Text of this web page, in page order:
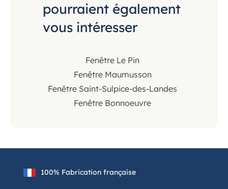
pourraient également
vous intéresser
Fenêtre Le Pin
Fenêtre Maumusson
Fenêtre Saint-Sulpice-des-Landes
Fenêtre Bonnoeuvre
100% Fabrication française